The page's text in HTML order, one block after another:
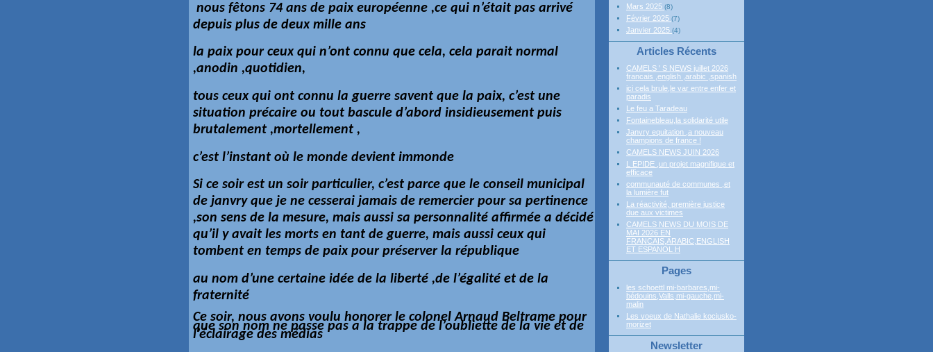
nous fêtons 74 ans de paix européenne ,ce qui n’était pas arrivé
depuis plus de deux mille ans
la paix pour ceux qui n’ont connu que cela, cela parait normal
,anodin ,quotidien,
tous ceux qui ont connu la guerre savent que la paix, c’est une
situation précaire ou tout bascule d’abord insidieusement puis
brutalement ,mortellement ,
c’est l’instant où le monde devient immonde
Si ce soir est un soir particulier, c’est parce que le conseil municipal
de janvry que je ne cesserai jamais de remercier pour sa pertinence
,son sens de la mesure, mais aussi sa personnalité affirmée a décidé
qu’il y avait les morts en tant de guerre, mais aussi ceux qui
tombent en temps de paix pour préserver la république
au nom d’une certaine idée de la liberté ,de l’égalité et de la
fraternité
Ce soir, nous avons voulu honorer le colonelArnaud Beltrame pour
que son nom ne passe pas a la trappe de l’oubliette de la vie et de
l’éclairage des médias
Mars 2025 (8)
Février 2025 (7)
Janvier 2025 (4)
Articles Récents
CAMELS ' S NEWS juillet 2026
francais ,english ,arabic ,spanish
ici cela brule,le var entre enfer et
paradis
Le feu a Taradeau
Fontainebleau,la solidarité utile
Janvry equitation ,a nouveau
champions de france !
CAMELS NEWS JUIN 2026
L EPIDE ,un projet magnifique et
efficace
communauté de communes ,et
la lumière fut
La réactivité, première justice
due aux victimes
CAMELS NEWS DU MOIS DE
MAI 2026 EN
FRANCAIS,ARABIC,ENGLISH
ET ESPANOL H
Pages
les schoettl mi-barbares,mi-
bédouins,Valls,mi-gauche,mi-
malin
Les voeux de Nathalie kociusko-
morizet
Newsletter